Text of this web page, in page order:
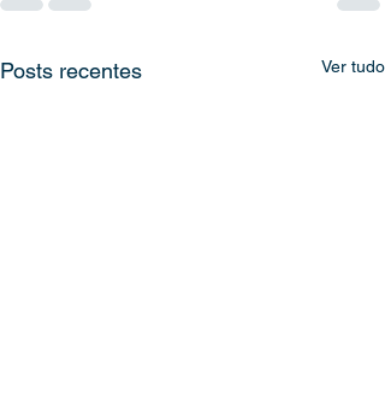
Posts recentes Ver tudo